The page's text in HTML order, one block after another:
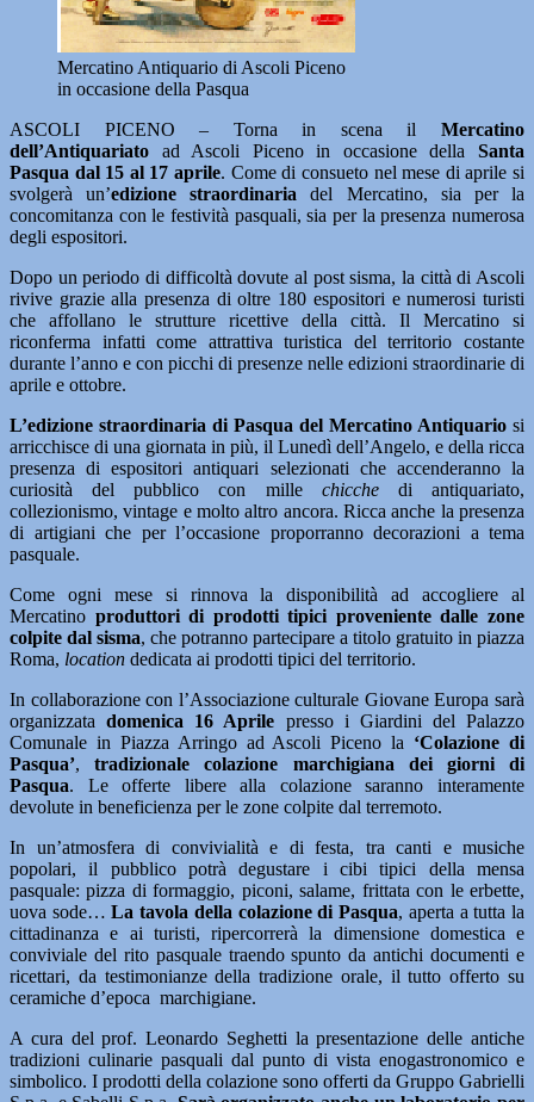
Mercatino Antiquario di Ascoli Piceno
in occasione della Pasqua
ASCOLI PICENO – Torna in scena il Mercatino
dell’Antiquariato ad Ascoli Piceno in occasione della Santa
Pasqua dal 15 al 17 aprile. Come di consueto nel mese di aprile si
svolgerà un’edizione straordinaria del Mercatino, sia per la
concomitanza con le festività pasquali, sia per la presenza numerosa
degli espositori.
Dopo un periodo di difficoltà dovute al post sisma, la città di Ascoli
rivive grazie alla presenza di oltre 180 espositori e numerosi turisti
che affollano le strutture ricettive della città. Il Mercatino si
riconferma infatti come attrattiva turistica del territorio costante
durante l’anno e con picchi di presenze nelle edizioni straordinarie di
aprile e ottobre.
L’edizione straordinaria di Pasqua del Mercatino Antiquario si
arricchisce di una giornata in più, il Lunedì dell’Angelo, e della ricca
presenza di espositori antiquari selezionati che accenderanno la
curiosità del pubblico con mille chicchedi antiquariato,
collezionismo, vintage e molto altro ancora. Ricca anche la presenza
di artigiani che per l’occasione proporranno decorazioni a tema
pasquale.
Come ogni mese si rinnova la disponibilità ad accogliere al
Mercatino produttori di prodotti tipici proveniente dalle zone
colpite dal sisma, che potranno partecipare a titolo gratuito in piazza
Roma, location dedicata ai prodotti tipici del territorio.
In collaborazione con l’Associazione culturale Giovane Europa sarà
organizzatadomenica 16 Aprile presso i Giardini del Palazzo
Comunale in Piazza Arringo ad Ascoli Piceno la ‘Colazione di
Pasqua’,tradizionale colazione marchigiana dei giorni di
Pasqua. Le offerte libere alla colazione saranno interamente
devolute in beneficienza per le zone colpite dal terremoto.
In un’atmosfera di convivialità e di festa, tra canti e musiche
popolari, il pubblico potrà degustare i cibi tipici della mensa
pasquale: pizza di formaggio, piconi, salame, frittata con le erbette,
uova sode…La tavola della colazione di Pasqua, aperta a tutta la
cittadinanza e ai turisti, ripercorrerà la dimensione domestica e
conviviale del rito pasquale traendo spunto da antichi documenti e
ricettari, da testimonianze della tradizione orale, il tutto offerto su
ceramiche d’epoca marchigiane.
A cura del prof. Leonardo Seghetti la presentazione delle antiche
tradizioni culinarie pasquali dal punto di vista enogastronomico e
simbolico. I prodotti della colazione sono offerti da Gruppo Gabrielli